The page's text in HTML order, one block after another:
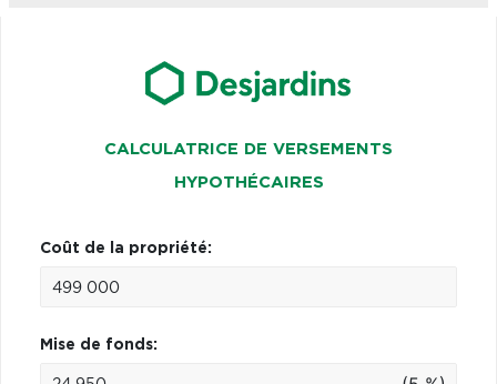
CALCULATRICE DE VERSEMENTS
HYPOTHÉCAIRES
Coût de la propriété:
Mise de fonds: